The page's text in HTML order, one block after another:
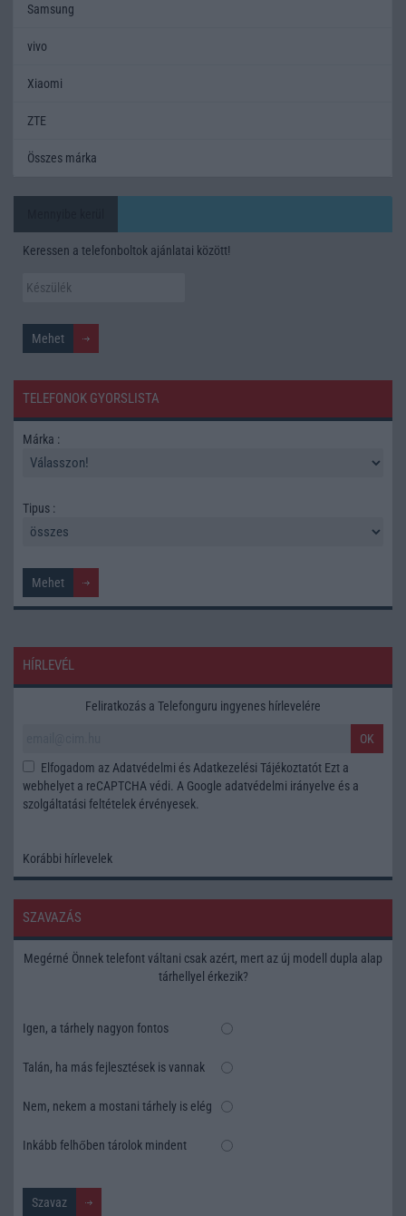
Samsung
vivo
Xiaomi
ZTE
Összes márka
Keressen a telefonboltok ajánlatai között!
TELEFONOK GYORSLISTA
Márka :
Tipus :
HÍRLEVÉL
Feliratkozás a Telefonguru ingyenes hírlevelére
OK
Elfogadom az Adatvédelmi és Adatkezelési Tájékoztatót Ezt a
webhelyet a reCAPTCHA védi. A Google adatvédelmi irányelve és a
szolgáltatási feltételek érvényesek.
Korábbi hírlevelek
SZAVAZÁS
Megérné Önnek telefont váltani csak azért, mert az új modell dupla alap
tárhellyel érkezik?
Igen, a tárhely nagyon fontos
Talán, ha más fejlesztések is vannak
Nem, nekem a mostani tárhely is elég
Inkább felhőben tárolok mindent